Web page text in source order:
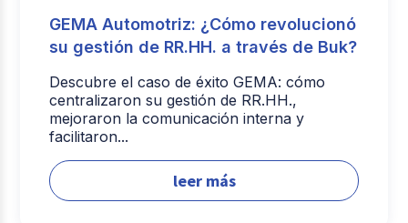
GEMA Automotriz: ¿Cómo revolucionó
su gestión de RR.HH. a través de Buk?
Descubre el caso de éxito GEMA: cómo
centralizaron su gestión de RR.HH.,
mejoraron la comunicación interna y
facilitaron...
leer más